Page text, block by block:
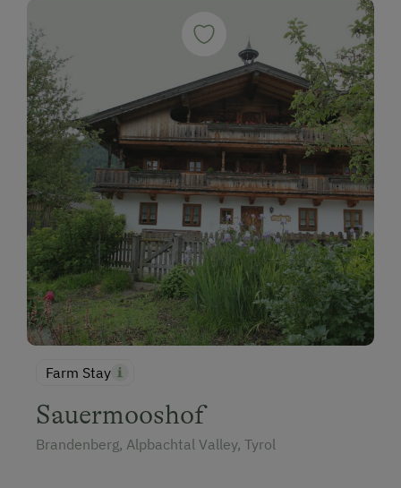
Farm Stay
Sauermooshof
Brandenberg, Alpbachtal Valley, Tyrol